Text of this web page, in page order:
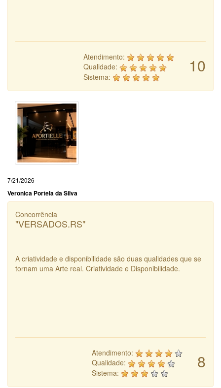
10
Atendimento:
Qualidade:
Sistema:
7/21/2026
Veronica Portela da Silva
Concorrência
"VERSADOS.RS"
A criatividade e disponibilidade são duas qualidades que se
tornam uma Arte real. Criatividade e Disponibilidade.
8
Atendimento:
Qualidade:
Sistema: